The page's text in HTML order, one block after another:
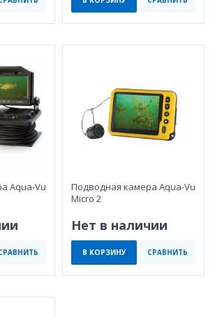
Aqua-Vu
Подводная камера Aqua-Vu
Micro 2
Нет в наличии
В КОРЗИНУ СРАВНИТЬ